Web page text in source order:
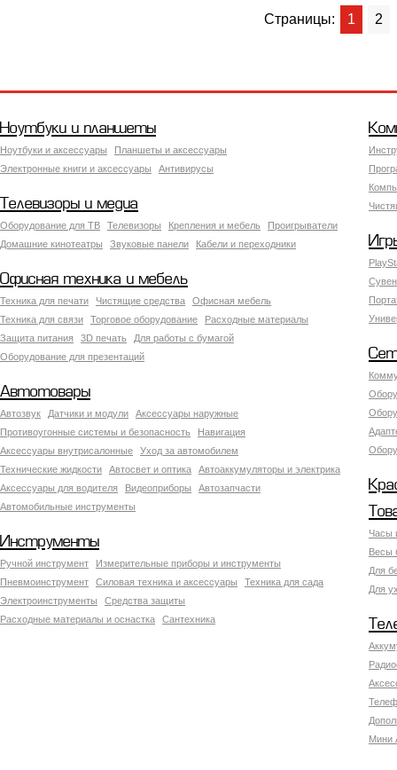
Страницы: 1 2
Ноутбуки и планшеты
Ноутбуки и аксессуары
Планшеты и аксессуары
Электронные книги и аксессуары
Антивирусы
Телевизоры и медиа
Оборудование для ТВ Телевизоры Крепления и мебель
Проигрыватели
Домашние кинотеатры
Звуковые панели Кабели и переходники
Офисная техника и мебель
Техника для печати Чистящие средства
Офисная мебель
Техника для связи
Торговое оборудование
Расходные материалы
Защита питания
3D печать
Для работы с бумагой
Оборудование для презентаций
Автотовары
Автозвук Датчики и модули
Аксессуары наружные
Противоугонные системы и безопасность
Навигация
Аксесcуары внутрисалонные
Уход за автомобилем
Технические жидкости
Автосвет и оптика
Автоаккумуляторы и электрика
Аксессуары для водителя
Видеоприборы
Автозапчасти
Автомобильные инструменты
Часы
Весы
Для
Для
Инструменты
Ручной инструмент
Измерительные приборы и инструменты
Пневмоинструмент
Силовая техника и аксессуары
Техника для сада
Электроинструменты
Средства защиты
Расходные материалы и оснастка
Сантехника
Мини